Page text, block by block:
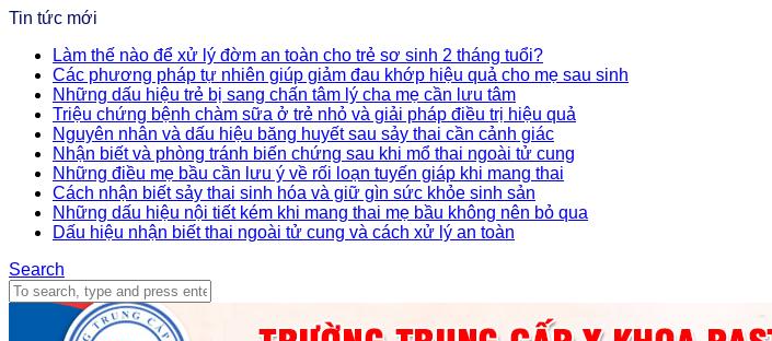
Tin tức mới
Làm thế nào để xử lý đờm an toàn cho trẻ sơ sinh 2 tháng tuổi?
Các phương pháp tự nhiên giúp giảm đau khớp hiệu quả cho mẹ sau sinh
Những dấu hiệu trẻ bị sang chấn tâm lý cha mẹ cần lưu tâm
Triệu chứng bệnh chàm sữa ở trẻ nhỏ và giải pháp điều trị hiệu quả
Nguyên nhân và dấu hiệu băng huyết sau sảy thai cần cảnh giác
Nhận biết và phòng tránh biến chứng sau khi mổ thai ngoài tử cung
Những điều mẹ bầu cần lưu ý về rối loạn tuyến giáp khi mang thai
Cách nhận biết sảy thai sinh hóa và giữ gìn sức khỏe sinh sản
Những dấu hiệu nội tiết kém khi mang thai mẹ bầu không nên bỏ qua
Dấu hiệu nhận biết thai ngoài tử cung và cách xử lý an toàn
Search